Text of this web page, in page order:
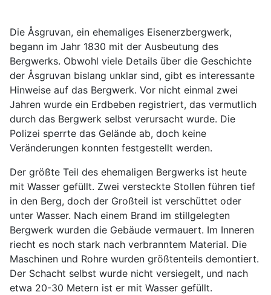
Die Åsgruvan, ein ehemaliges Eisenerzbergwerk,
begann im Jahr 1830 mit der Ausbeutung des
Bergwerks. Obwohl viele Details über die Geschichte
der Åsgruvan bislang unklar sind, gibt es interessante
Hinweise auf das Bergwerk. Vor nicht einmal zwei
Jahren wurde ein Erdbeben registriert, das vermutlich
durch das Bergwerk selbst verursacht wurde. Die
Polizei sperrte das Gelände ab, doch keine
Veränderungen konnten festgestellt werden.
Der größte Teil des ehemaligen Bergwerks ist heute
mit Wasser gefüllt. Zwei versteckte Stollen führen tief
in den Berg, doch der Großteil ist verschüttet oder
unter Wasser. Nach einem Brand im stillgelegten
Bergwerk wurden die Gebäude vermauert. Im Inneren
riecht es noch stark nach verbranntem Material. Die
Maschinen und Rohre wurden größtenteils demontiert.
Der Schacht selbst wurde nicht versiegelt, und nach
etwa 20-30 Metern ist er mit Wasser gefüllt.